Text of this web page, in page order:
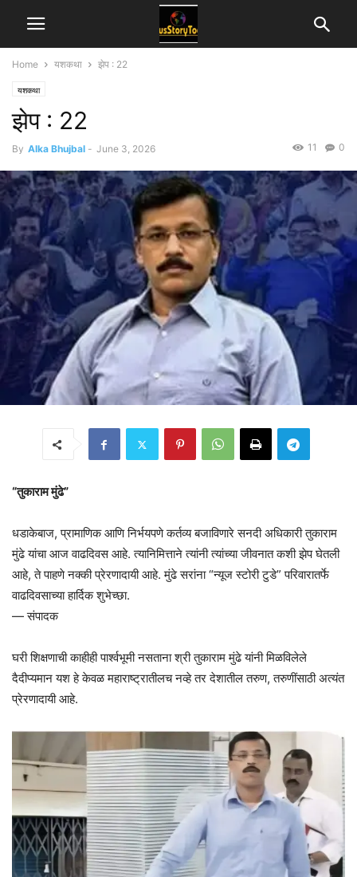
Home यशकथा झेप : 22
यशकथा
झेप : 22
By Alka Bhujbal - June 3, 2026 0
11
“तुकाराम मुंढे”
धडाकेबाज, प्रामाणिक आणि निर्भयपणे कर्तव्य बजाविणारे सनदी अधिकारी तुकाराम
मुंढे यांचा आज वाढदिवस आहे. त्यानिमित्ताने त्यांनी त्यांच्या जीवनात कशी झेप घेतली
आहे, ते पाहणे नक्की प्रेरणादायी आहे. मुंढे सरांना “न्यूज स्टोरी टुडे” परिवारातर्फे
वाढदिवसाच्या हार्दिक शुभेच्छा.
— संपादक
घरी शिक्षणाची काहीही पार्श्वभूमी नसताना श्री तुकाराम मुंढे यांनी मिळविलेले
दैदीप्यमान यश हे केवळ महाराष्ट्रातीलच नव्हे तर देशातील तरुण, तरुणींसाठी अत्यंत
प्रेरणादायी आहे.